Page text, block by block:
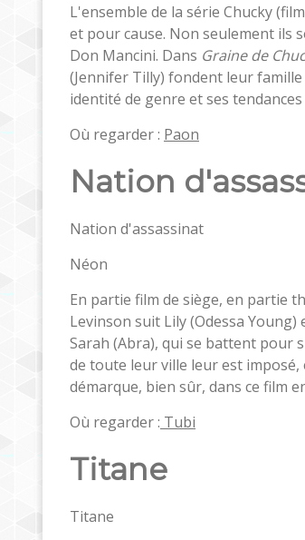
L'ensemble de la série Chucky
et pour cause. Non seulement ils
Don Mancini. Dans Graine de
(Jennifer Tilly) fondent leur
identité de genre et ses
Où regarder : Paon
Nation
Nation d'assassinat
Néon
En partie film de siège, en partie
Levinson suit Lily (Odessa
Sarah (Abra), qui se battent pour
de toute leur ville leur est imposé,
démarque, bien sûr, dans ce film
Où regarder : Tubi
Titane
Titane